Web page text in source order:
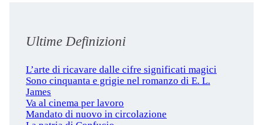
Ultime Definizioni
L’arte di ricavare dalle cifre significati magici
Sono cinquanta e grigie nel romanzo di E. L.
James
Va al cinema per lavoro
Mandato di nuovo in circolazione